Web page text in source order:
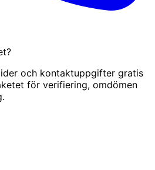
och kontaktuppgifter gratis
för verifiering, omdömen